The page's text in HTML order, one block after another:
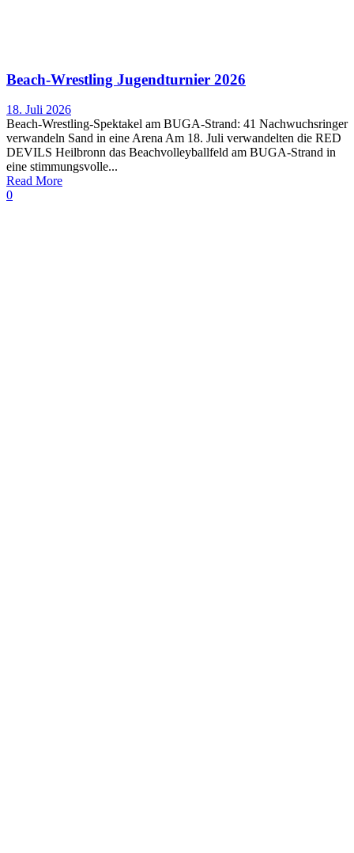
Beach-Wrestling Jugendturnier 2026
18. Juli 2026
Beach-Wrestling-Spektakel am BUGA-Strand: 41 Nachwuchsringer
verwandeln Sand in eine Arena Am 18. Juli verwandelten die RED
DEVILS Heilbronn das Beachvolleyballfeld am BUGA-Strand in
eine stimmungsvolle...
Read More
0